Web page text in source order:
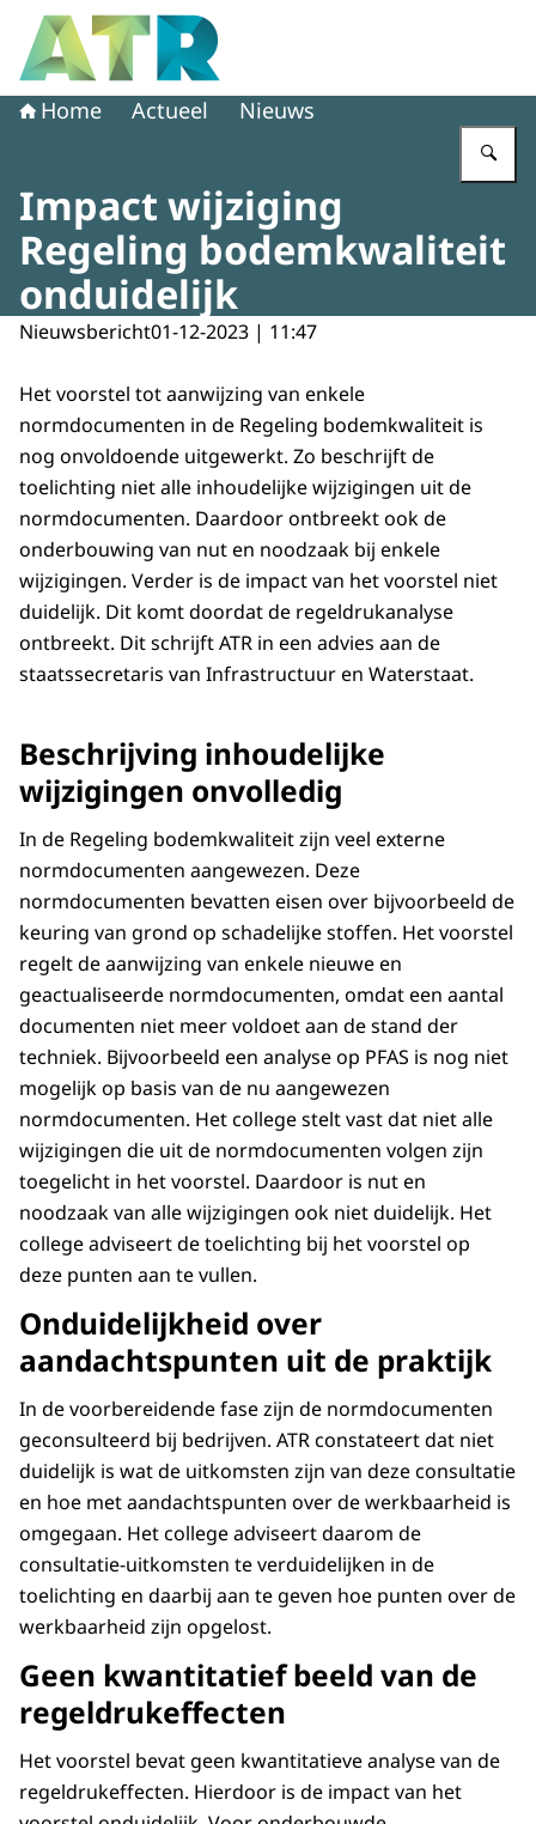
Naar de homepage van Adviescollege toetsing regeldruk
Home Actueel Nieuws
Impact wijziging
Regeling bodemkwaliteit
onduidelijk
Nieuwsbericht01-12-2023 | 11:47
Het voorstel tot aanwijzing van enkele
normdocumenten in de Regeling bodemkwaliteit is
nog onvoldoende uitgewerkt. Zo beschrijft de
toelichting niet alle inhoudelijke wijzigingen uit de
normdocumenten. Daardoor ontbreekt ook de
onderbouwing van nut en noodzaak bij enkele
wijzigingen. Verder is de impact van het voorstel niet
duidelijk. Dit komt doordat de regeldrukanalyse
ontbreekt. Dit schrijft ATR in een advies aan de
staatssecretaris van Infrastructuur en Waterstaat.
Beschrijving inhoudelijke
wijzigingen onvolledig
In de Regeling bodemkwaliteit zijn veel externe
normdocumenten aangewezen. Deze
normdocumenten bevatten eisen over bijvoorbeeld de
keuring van grond op schadelijke stoffen. Het voorstel
regelt de aanwijzing van enkele nieuwe en
geactualiseerde normdocumenten, omdat een aantal
documenten niet meer voldoet aan de stand der
techniek. Bijvoorbeeld een analyse op PFAS is nog niet
mogelijk op basis van de nu aangewezen
normdocumenten. Het college stelt vast dat niet alle
wijzigingen die uit de normdocumenten volgen zijn
toegelicht in het voorstel. Daardoor is nut en
noodzaak van alle wijzigingen ook niet duidelijk. Het
college adviseert de toelichting bij het voorstel op
deze punten aan te vullen.
Onduidelijkheid over
aandachtspunten uit de praktijk
In de voorbereidende fase zijn de normdocumenten
geconsulteerd bij bedrijven. ATR constateert dat niet
duidelijk is wat de uitkomsten zijn van deze consultatie
en hoe met aandachtspunten over de werkbaarheid is
omgegaan. Het college adviseert daarom de
consultatie-uitkomsten te verduidelijken in de
toelichting en daarbij aan te geven hoe punten over de
werkbaarheid zijn opgelost.
Geen kwantitatief beeld van de
regeldrukeffecten
Het voorstel bevat geen kwantitatieve analyse van de
regeldrukeffecten. Hierdoor is de impact van het